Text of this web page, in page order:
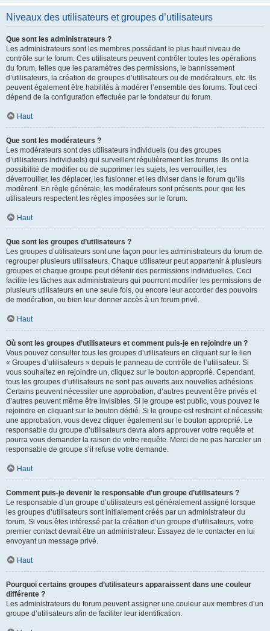
Niveaux des utilisateurs et groupes d’utilisateurs
Que sont les administrateurs ?
Les administrateurs sont les membres possédant le plus haut niveau de
contrôle sur le forum. Ces utilisateurs peuvent contrôler toutes les opérations
du forum, telles que les paramètres des permissions, le bannissement
d’utilisateurs, la création de groupes d’utilisateurs ou de modérateurs, etc. Ils
peuvent également être habilités à modérer l’ensemble des forums. Tout ceci
dépend de la configuration effectuée par le fondateur du forum.
Haut
Que sont les modérateurs ?
Les modérateurs sont des utilisateurs individuels (ou des groupes
d’utilisateurs individuels) qui surveillent régulièrement les forums. Ils ont la
possibilité de modifier ou de supprimer les sujets, les verrouiller, les
déverrouiller, les déplacer, les fusionner et les diviser dans le forum qu’ils
modèrent. En règle générale, les modérateurs sont présents pour que les
utilisateurs respectent les règles imposées sur le forum.
Haut
Que sont les groupes d’utilisateurs ?
Les groupes d’utilisateurs sont une façon pour les administrateurs du forum de
regrouper plusieurs utilisateurs. Chaque utilisateur peut appartenir à plusieurs
groupes et chaque groupe peut détenir des permissions individuelles. Ceci
facilite les tâches aux administrateurs qui pourront modifier les permissions de
plusieurs utilisateurs en une seule fois, ou encore leur accorder des pouvoirs
de modération, ou bien leur donner accès à un forum privé.
Haut
Où sont les groupes d’utilisateurs et comment puis-je en rejoindre un ?
Vous pouvez consulter tous les groupes d’utilisateurs en cliquant sur le lien
« Groupes d’utilisateurs » depuis le panneau de contrôle de l’utilisateur. Si
vous souhaitez en rejoindre un, cliquez sur le bouton approprié. Cependant,
tous les groupes d’utilisateurs ne sont pas ouverts aux nouvelles adhésions.
Certains peuvent nécessiter une approbation, d’autres peuvent être privés et
d’autres peuvent même être invisibles. Si le groupe est public, vous pouvez le
rejoindre en cliquant sur le bouton dédié. Si le groupe est restreint et nécessite
une approbation, vous devez cliquer également sur le bouton approprié. Le
responsable du groupe d’utilisateurs devra alors approuver votre requête et
pourra vous demander la raison de votre requête. Merci de ne pas harceler un
responsable de groupe s’il refuse votre demande.
Haut
Comment puis-je devenir le responsable d’un groupe d’utilisateurs ?
Le responsable d’un groupe d’utilisateurs est généralement assigné lorsque
les groupes d’utilisateurs sont initialement créés par un administrateur du
forum. Si vous êtes intéressé par la création d’un groupe d’utilisateurs, votre
premier contact devrait être un administrateur. Essayez de le contacter en lui
envoyant un message privé.
Haut
Pourquoi certains groupes d’utilisateurs apparaissent dans une couleur
différente ?
Les administrateurs du forum peuvent assigner une couleur aux membres d’un
groupe d’utilisateurs afin de faciliter leur identification.